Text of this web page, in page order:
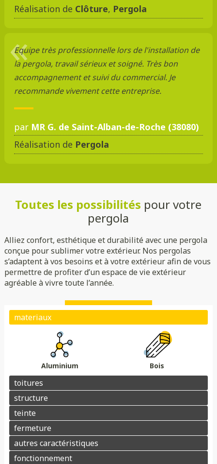
Réalisation de Clôture, Pergola
Equipe très professionnelle lors de l'installation de
la pergola, travail sérieux et soigné. Très bon
accompagnement et suivi du commercial. Je
recommande vivement cette entreprise.
par MR G. de Saint-Alban-de-Roche (38080)
Réalisation de Pergola
Toutes les possibilités pour votre
pergola
Alliez confort, esthétique et durabilité avec une pergola
conçue pour sublimer votre extérieur. Nos pergolas
s’adaptent à vos besoins et à votre extérieur afin de vous
permettre de profiter d’un espace de vie extérieur
agréable à vivre toute l’année.
Aluminium Bois
(verre/polycarbonate)
Indépendante
Adossée
Essences de boisColoris au choix
Store
Parois
Électrique avec téléphone
Électrique avec télécommande